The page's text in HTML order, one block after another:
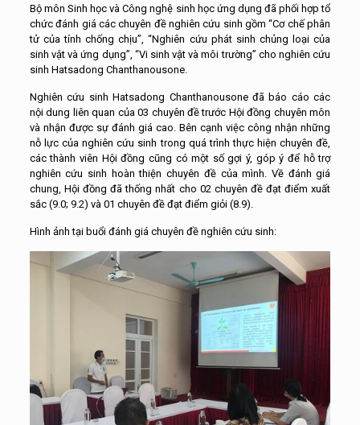
Bộ môn Sinh học và Công nghệ sinh học ứng dụng đã phối hợp tổ
chức đánh giá các chuyên đề nghiên cứu sinh gồm “Cơ chế phân
tử của tính chống chịu”, “Nghiên cứu phát sinh chủng loại của
sinh vật và ứng dụng”, “Vi sinh vật và môi trường” cho nghiên cứu
sinh Hatsadong Chanthanousone.
Nghiên cứu sinh Hatsadong Chanthanousone đã báo cáo các
nội dung liên quan của 03 chuyên đề trước Hội đồng chuyên môn
và nhận được sự đánh giá cao. Bên cạnh việc công nhận những
nỗ lực của nghiên cứu sinh trong quá trình thực hiện chuyên đề,
các thành viên Hội đồng cũng có một số gợi ý, góp ý để hỗ trợ
nghiên cứu sinh hoàn thiện chuyên đề của mình. Về đánh giá
chung, Hội đồng đã thống nhất cho 02 chuyên đề đạt điểm xuất
sắc (9.0; 9.2) và 01 chuyên đề đạt điểm giỏi (8.9).
Hình ảnh tại buổi đánh giá chuyên đề nghiên cứu sinh: